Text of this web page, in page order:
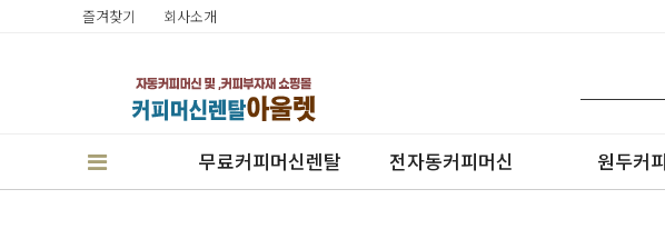
즐겨찾기 회사소개
무료커피머신렌탈 전자동커피머신 원두커피